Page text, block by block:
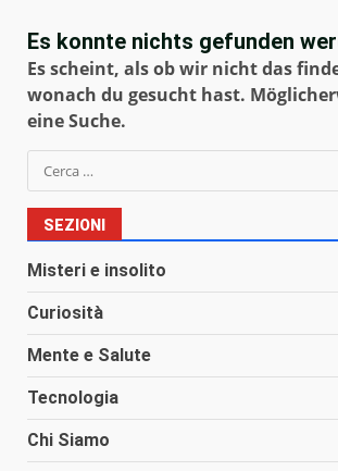
Es konnte nichts gefunden
Es scheint, als ob wir nicht das
wonach du gesucht hast.
eine Suche.
Ricerca
per:
SEZIONI
Misteri e insolito
Curiosità
Mente e Salute
Tecnologia
Chi Siamo